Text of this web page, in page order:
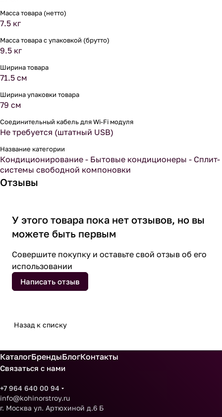
Масса товара (нетто)
7.5 кг
Масса товара с упаковкой (брутто)
9.5 кг
Ширина товара
71.5 см
Ширина упаковки товара
79 см
Соединительный кабель для Wi-Fi модуля
Не требуется (штатный USB)
Название категории
Кондиционирование - Бытовые кондиционеры - Сплит-
системы свободной компоновки
Отзывы
У этого товара пока нет отзывов, но вы
можете быть первым
Совершите покупку и оставьте свой отзыв об его
использовании
Написать отзыв
Назад к списку
КаталогБрендыБлогКонтакты
Связаться с нами
+7 964 640 00 94
info@kohinorstroy.ru
г. Москва ул. Артюхиной д.6 Б